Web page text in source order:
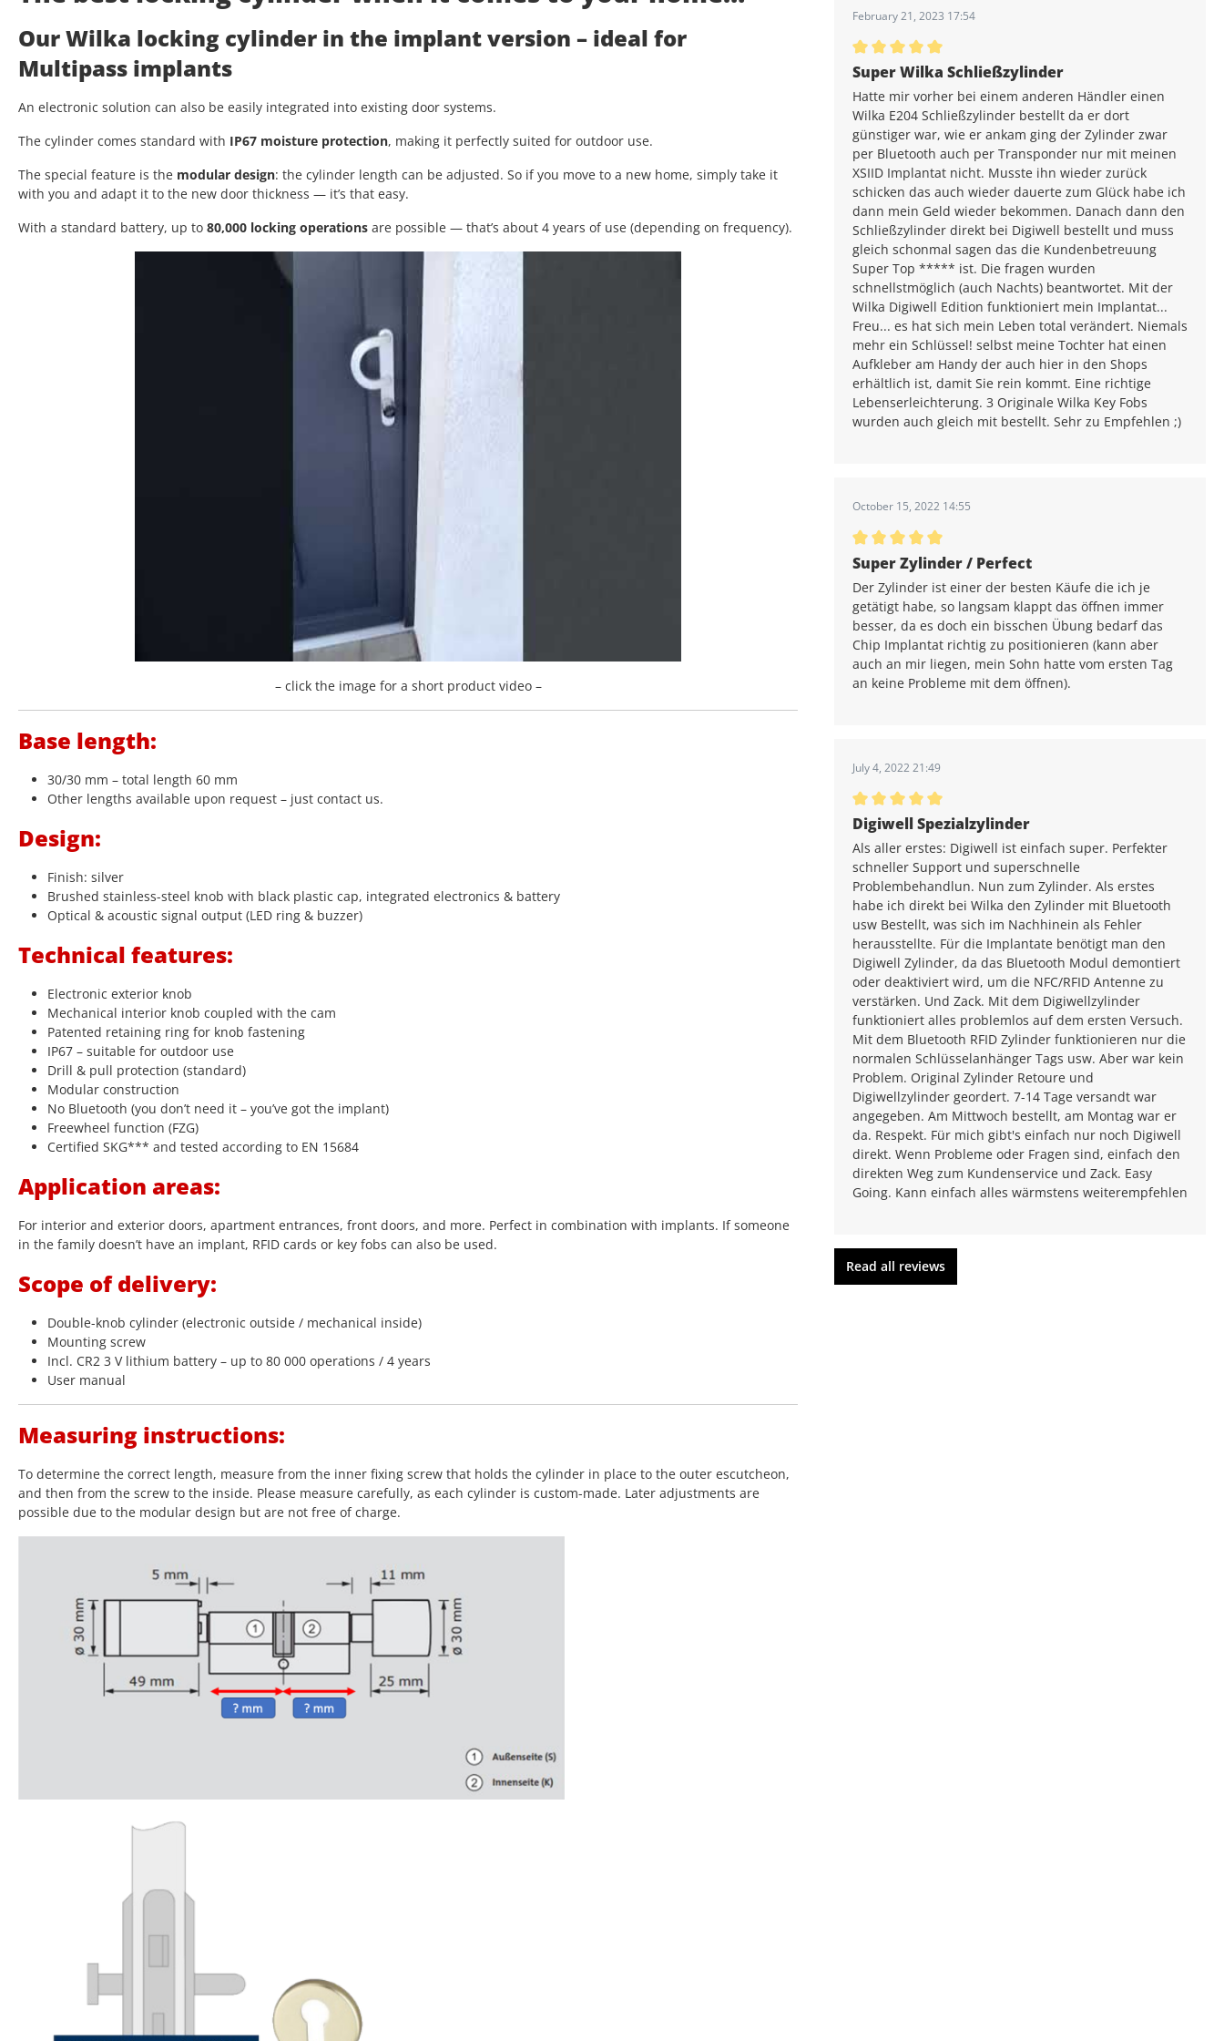
Our Wilka locking cylinder in the implant version – ideal for
Multipass implants
An electronic solution can also be easily integrated into existing door systems.
The cylinder comes standard with IP67 moisture protection, making it perfectly suited for outdoor use.
The special feature is the modular design: the cylinder length can be adjusted. So if you move to a new home, simply take it
with you and adapt it to the new door thickness — it’s that easy.
With a standard battery, up to 80,000 locking operations are possible — that’s about 4 years of use (depending on frequency).
– click the image for a short product video –
Base length:
30/30 mm – total length 60 mm
Other lengths available upon request – just contact us.
Design:
Finish: silver
Brushed stainless-steel knob with black plastic cap, integrated electronics & battery
Optical & acoustic signal output (LED ring & buzzer)
Technical features:
Electronic exterior knob
Mechanical interior knob coupled with the cam
Patented retaining ring for knob fastening
IP67 – suitable for outdoor use
Drill & pull protection (standard)
Modular construction
No Bluetooth (you don’t need it – you’ve got the implant)
Freewheel function (FZG)
Certified SKG*** and tested according to EN 15684
Application areas:
For interior and exterior doors, apartment entrances, front doors, and more. Perfect in combination with implants. If someone
in the family doesn’t have an implant, RFID cards or key fobs can also be used.
Scope of delivery:
Double-knob cylinder (electronic outside / mechanical inside)
Mounting screw
Incl. CR2 3 V lithium battery – up to 80 000 operations / 4 years
User manual
Measuring instructions:
To determine the correct length, measure from the inner fixing screw that holds the cylinder in place to the outer escutcheon,
and then from the screw to the inside. Please measure carefully, as each cylinder is custom-made. Later adjustments are
possible due to the modular design but are not free of charge.
February 21, 2023 17:54
Average rating of 5 out of 5 stars
Super Wilka Schließzylinder
Hatte mir vorher bei einem anderen Händler einen
Wilka E204 Schließzylinder bestellt da er dort
günstiger war, wie er ankam ging der Zylinder zwar
per Bluetooth auch per Transponder nur mit meinen
XSIID Implantat nicht. Musste ihn wieder zurück
schicken das auch wieder dauerte zum Glück habe ich
dann mein Geld wieder bekommen. Danach dann den
Schließzylinder direkt bei Digiwell bestellt und muss
gleich schonmal sagen das die Kundenbetreuung
Super Top ***** ist. Die fragen wurden
schnellstmöglich (auch Nachts) beantwortet. Mit der
Wilka Digiwell Edition funktioniert mein Implantat...
Freu... es hat sich mein Leben total verändert. Niemals
mehr ein Schlüssel! selbst meine Tochter hat einen
Aufkleber am Handy der auch hier in den Shops
erhältlich ist, damit Sie rein kommt. Eine richtige
Lebenserleichterung. 3 Originale Wilka Key Fobs
wurden auch gleich mit bestellt. Sehr zu Empfehlen ;)
October 15, 2022 14:55
Average rating of 5 out of 5 stars
Super Zylinder / Perfect
Der Zylinder ist einer der besten Käufe die ich je
getätigt habe, so langsam klappt das öffnen immer
besser, da es doch ein bisschen Übung bedarf das
Chip Implantat richtig zu positionieren (kann aber
auch an mir liegen, mein Sohn hatte vom ersten Tag
an keine Probleme mit dem öffnen).
July 4, 2022 21:49
Average rating of 5 out of 5 stars
Digiwell Spezialzylinder
Als aller erstes: Digiwell ist einfach super. Perfekter
schneller Support und superschnelle
Problembehandlun. Nun zum Zylinder. Als erstes
habe ich direkt bei Wilka den Zylinder mit Bluetooth
usw Bestellt, was sich im Nachhinein als Fehler
herausstellte. Für die Implantate benötigt man den
Digiwell Zylinder, da das Bluetooth Modul demontiert
oder deaktiviert wird, um die NFC/RFID Antenne zu
verstärken. Und Zack. Mit dem Digiwellzylinder
funktioniert alles problemlos auf dem ersten Versuch.
Mit dem Bluetooth RFID Zylinder funktionieren nur die
normalen Schlüsselanhänger Tags usw. Aber war kein
Problem. Original Zylinder Retoure und
Digiwellzylinder geordert. 7-14 Tage versandt war
angegeben. Am Mittwoch bestellt, am Montag war er
da. Respekt. Für mich gibt's einfach nur noch Digiwell
direkt. Wenn Probleme oder Fragen sind, einfach den
direkten Weg zum Kundenservice und Zack. Easy
Going. Kann einfach alles wärmstens weiterempfehlen
Read all reviews